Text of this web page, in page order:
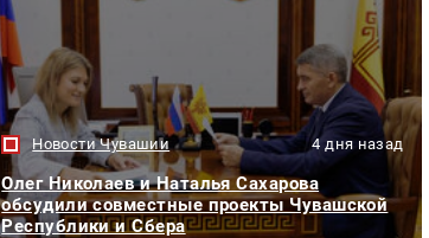
Новости Чувашии 4 дня назад
Олег Николаев и Наталья Сахарова
обсудили совместные проекты Чувашской
Республики и Сбера